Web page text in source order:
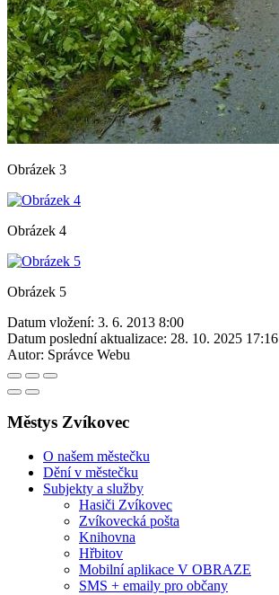
Obrázek 3
Obrázek 4
Obrázek 5
Datum vložení: 3. 6. 2013 8:00
Datum poslední aktualizace: 28. 10. 2025 17:16
Autor: Správce Webu
Městys Zvíkovec
O našem městečku
Dění v městečku
Subjekty a služby
Hasiči Zvíkovec
Zvíkovecká pošta
Knihovna
Hřbitov
Mobilní aplikace V OBRAZE
SMS + emaily pro občany